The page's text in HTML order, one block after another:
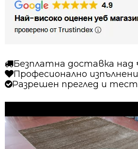
кафяв
Безплатна доставка над
Професионално
Разрешен преглед и тест